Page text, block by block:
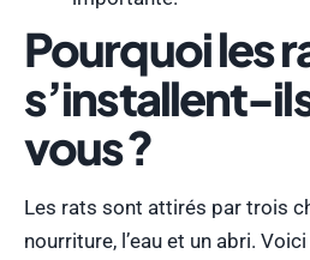
Pourquoi les
s’installent-
vous ?
Les rats sont attirés par trois
nourriture, l’eau et un abri.